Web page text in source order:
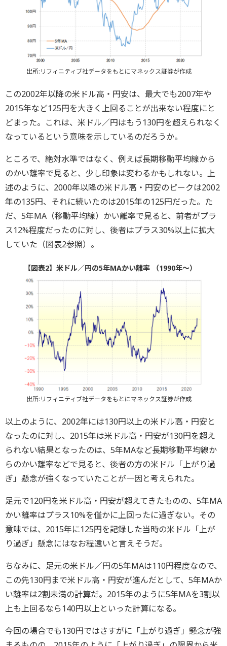
出所:リフィニティブ社データをもとにマネックス証券が作成
この2002年以降の米ドル高・円安は、最大でも2007年や
2015年など125円を大きく上回ることが出来ない程度にと
どまった。これは、米ドル／円はもう130円を超えられなく
なっているという意味を示しているのだろうか。
ところで、絶対水準ではなく、例えば長期移動平均線から
のかい離率で見ると、少し印象は変わるかもしれない。上
述のように、2000年以降の米ドル高・円安のピークは2002
年の135円、それに続いたのは2015年の125円だった。た
だ、5年MA（移動平均線）かい離率で見ると、前者がプラ
ス12%程度だったのに対し、後者はプラス30%以上に拡大
していた（図表2参照）。
【図表2】米ドル／円の5年MAかい離率 （1990年～）
出所:リフィニティブ社データをもとにマネックス証券が作成
以上のように、2002年には130円以上の米ドル高・円安と
なったのに対し、2015年は米ドル高・円安が130円を超え
られない結果となったのは、5年MAなど長期移動平均線か
らのかい離率などで見ると、後者の方の米ドル「上がり過
ぎ」懸念が強くなっていたことが一因と考えられた。
足元で120円を米ドル高・円安が超えてきたものの、5年MA
かい離率はプラス10%を僅かに上回ったに過ぎない。その
意味では、2015年に125円を記録した当時の米ドル「上が
り過ぎ」懸念にはなお程遠いと言えそうだ。
ちなみに、足元の米ドル／円の5年MAは110円程度なので、
この先130円まで米ドル高・円安が進んだとして、5年MAか
い離率は2割未満の計算だ。2015年のように5年MAを3割以
上も上回るなら140円以上といった計算になる。
今回の場合でも130円ではさすがに「上がり過ぎ」懸念が強